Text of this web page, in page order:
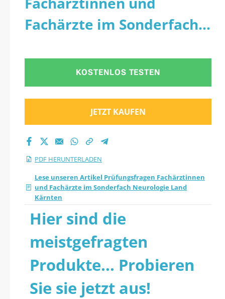
Fachärztinnen und
Fachärzte im
Sonderfach
Neurologie Land
Kärnten 2026 PDF
herunterladen
Fachärzte im Sonderfach
KOSTENLOS TESTEN
JETZT KAUFEN
PDF HERUNTERLADEN
Lese unseren Artikel Prüfungsfragen Fachärztinnen
und Fachärzte im Sonderfach Neurologie Land
Kärnten
Hier sind die
meistgefragten
Produkte... Probieren
Sie sie jetzt aus!